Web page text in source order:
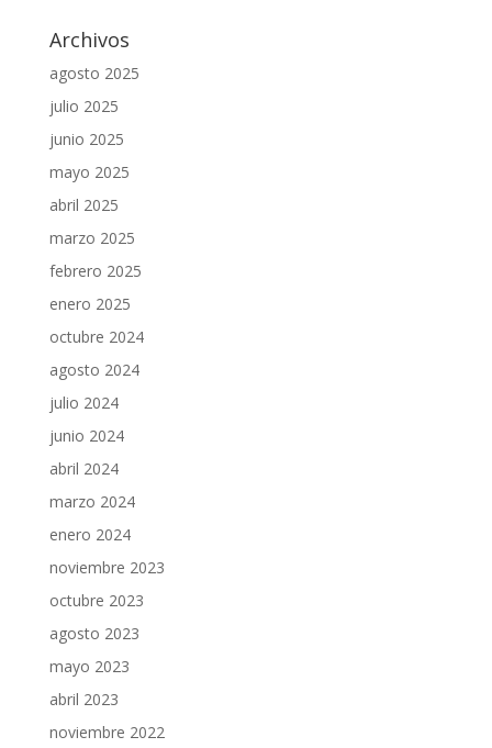
Archivos
agosto 2025
julio 2025
junio 2025
mayo 2025
abril 2025
marzo 2025
febrero 2025
enero 2025
octubre 2024
agosto 2024
julio 2024
junio 2024
abril 2024
marzo 2024
enero 2024
noviembre 2023
octubre 2023
agosto 2023
mayo 2023
abril 2023
noviembre 2022